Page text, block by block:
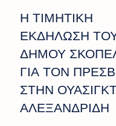
Η ΤΙΜΗΤΙΚΗ
ΕΚΔΗΛΩΣΗ
ΔΗΜΟΥ
ΓΙΑ ΤΟΝ
ΣΤΗΝ
ΑΛΕΞΑΝΔΡΙΔΗ